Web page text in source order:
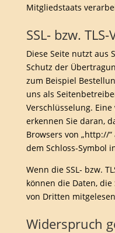
Mitgliedstaats
SSL- bzw.
Diese Seite nutzt aus
Schutz der
zum Beispiel
uns als
Verschlüsselung.
erkennen Sie daran,
Browsers von „http://
dem Schloss-Symbol
Wenn die SSL- bzw.
können die Daten,
von Dritten
Widerspruch